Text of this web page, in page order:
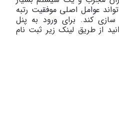
عوامل اصلی موفقیت رتبه
سازی کند. برای ورود به پنل
از طریق لینک زیر ثبت نام